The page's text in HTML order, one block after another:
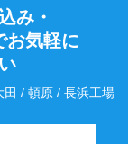
み・
お気軽に
/ 頓原 / 長浜工場